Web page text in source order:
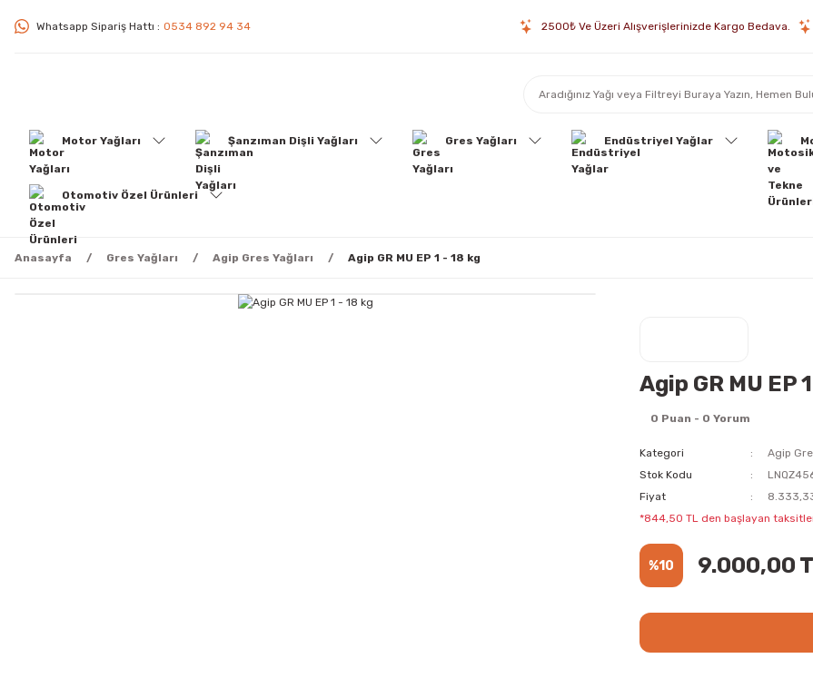
Whatsapp Sipariş Hattı : 0534 892 94 34 2500₺ Ve Üzeri Alışverişlerinizde Kargo Bedava.
Motor Yağları Şanzıman Dişli Yağları Gres Yağları Endüstriyel Yağlar
Otomotiv Özel Ürünleri
Anasayfa Gres Yağları Agip Gres Yağları Agip GR MU EP 1 - 18 kg
Agip GR MU EP
0 Puan - 0 Yorum
Kategori
Agip
Stok Kodu
Fiyat
*844,50 TL den başlayan
%10 9.000,00